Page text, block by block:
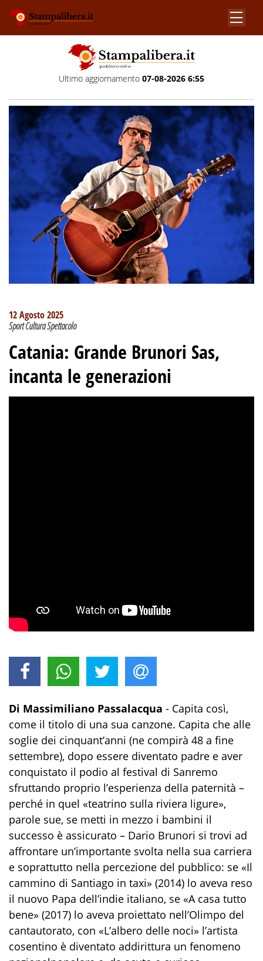
Ultimo aggiornamento 07-08-2026 6:55
12 Agosto 2025
Sport Cultura Spettacolo
Catania: Grande Brunori Sas,
incanta le generazioni
Di Massimiliano Passalacqua - Capita così,
come il titolo di una sua canzone. Capita che alle
soglie dei cinquant’anni (ne compirà 48 a fine
settembre), dopo essere diventato padre e aver
conquistato il podio al festival di Sanremo
sfruttando proprio l’esperienza della paternità –
perché in quel «teatrino sulla riviera ligure»,
parole sue, se metti in mezzo i bambini il
successo è assicurato – Dario Brunori si trovi ad
affrontare un’importante svolta nella sua carriera
e soprattutto nella percezione del pubblico: se «Il
cammino di Santiago in taxi» (2014) lo aveva reso
il nuovo Papa dell’indie italiano, se «A casa tutto
bene» (2017) lo aveva proiettato nell’Olimpo del
cantautorato, con «L’albero delle noci» l’artista
cosentino è diventato addirittura un fenomeno